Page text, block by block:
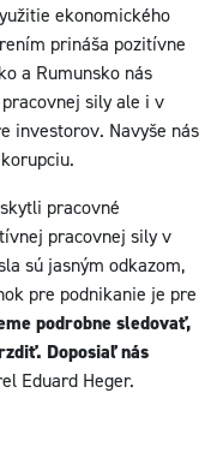
ekonomického
prináša pozitívne
a Rumunsko nás
sily ale i v
investorov. Navyše nás
pracovné
pracovnej sily v
sú jasným odkazom,
pre podnikanie je pre
podrobne sledovať,
Doposiaľ nás
Eduard Heger.